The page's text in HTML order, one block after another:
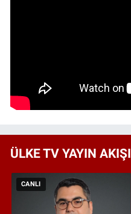
ÜLKE TV YAYIN AKIŞI
CANLI